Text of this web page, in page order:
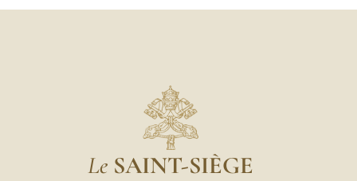
Le SAINT-SIÈGE